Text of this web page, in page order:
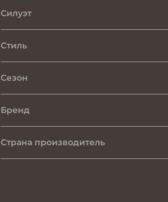
Силуэт
Стиль
Сезон
Бренд
Страна производитель